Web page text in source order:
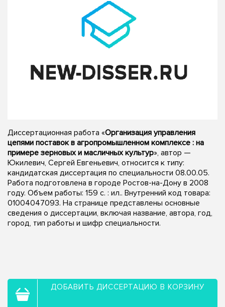
Диссертационная работа «Организация управления
цепями поставок в агропромышленном комплексе : на
примере зерновых и масличных культур», автор —
Юкилевич, Сергей Евгеньевич, относится к типу:
кандидатская диссертация по специальности 08.00.05.
Работа подготовлена в городе Ростов-на-Дону в 2008
году. Объем работы: 159 с. : ил.. Внутренний код товара:
01004047093. На странице представлены основные
сведения о диссертации, включая название, автора, год,
город, тип работы и шифр специальности.
ДОБАВИТЬ ДИССЕРТАЦИЮ В КОРЗИНУ